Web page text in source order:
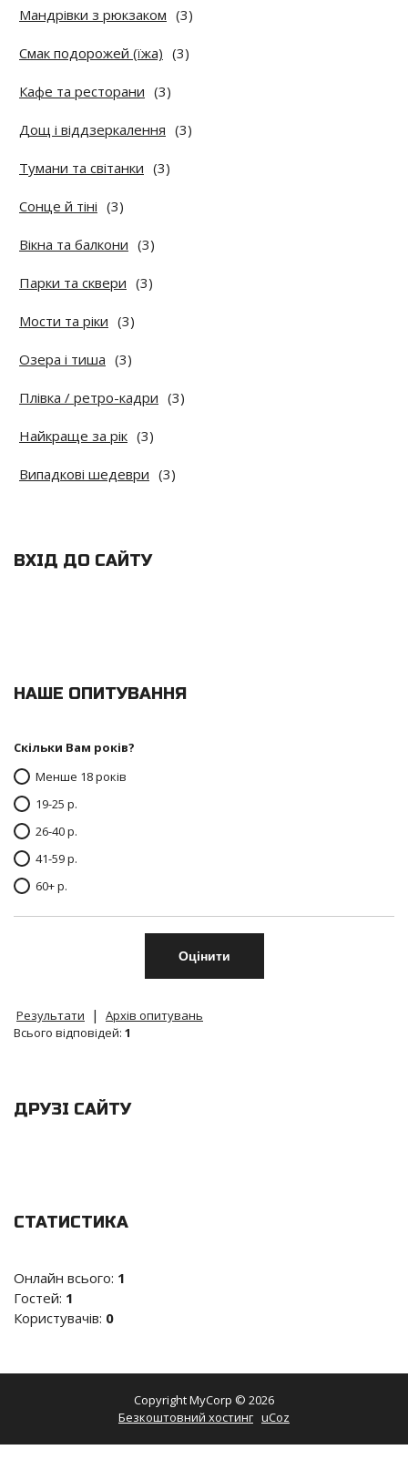
Мандрівки з рюкзаком (3)
Смак подорожей (їжа) (3)
Кафе та ресторани (3)
Дощ і віддзеркалення (3)
Тумани та світанки (3)
Сонце й тіні (3)
Вікна та балкони (3)
Парки та сквери (3)
Мости та ріки (3)
Озера і тиша (3)
Плівка / ретро-кадри (3)
Найкраще за рік (3)
Випадкові шедеври (3)
ВХІД ДО САЙТУ
НАШЕ ОПИТУВАННЯ
Скільки Вам років?
Менше 18 років
19-25 р.
26-40 р.
41-59 р.
60+ р.
Результати |
Архів опитувань
Всього відповідей: 1
ДРУЗІ САЙТУ
СТАТИСТИКА
Онлайн всього: 1
Гостей: 1
Користувачів: 0
Copyright MyCorp © 2026
Безкоштовний хостинг uCoz